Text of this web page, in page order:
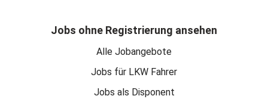
Jobs ohne Registrierung ansehen
Alle Jobangebote
Jobs für LKW Fahrer
Jobs als Disponent